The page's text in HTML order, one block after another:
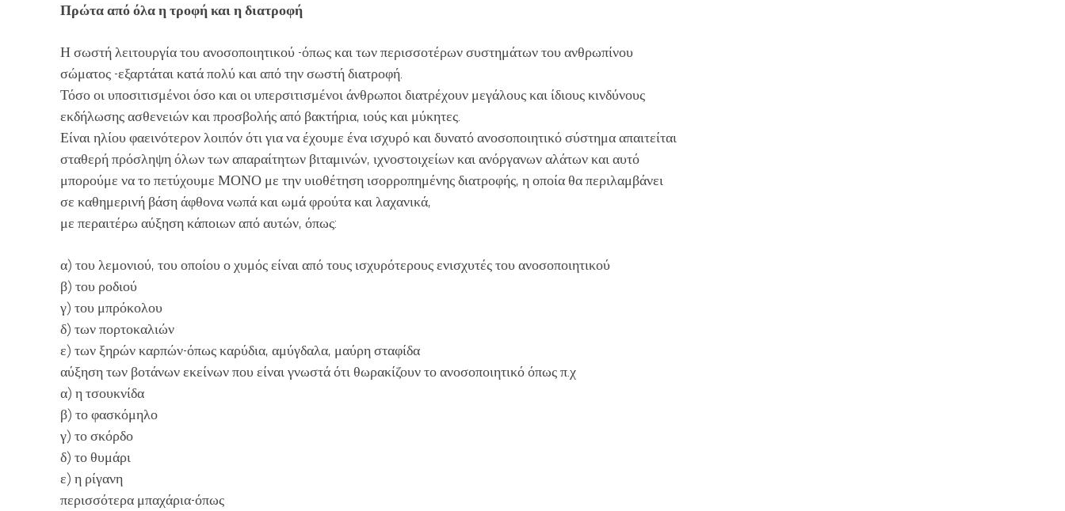
Πρώτα από όλα η τροφή και η διατροφή
Η σωστή λειτουργία του ανοσοποιητικού -όπως και των περισσοτέρων συστημάτων του ανθρωπίνου
σώματος -εξαρτάται κατά πολύ και από την σωστή διατροφή.
Τόσο οι υποσιτισμένοι όσο και οι υπερσιτισμένοι άνθρωποι διατρέχουν μεγάλους και ίδιους κινδύνους
εκδήλωσης ασθενειών και προσβολής από βακτήρια, ιούς και μύκητες.
Είναι ηλίου φαεινότερον λοιπόν ότι για να έχουμε ένα ισχυρό και δυνατό ανοσοποιητικό σύστημα απαιτείται
σταθερή πρόσληψη όλων των απαραίτητων βιταμινών, ιχνοστοιχείων και ανόργανων αλάτων και αυτό
μπορούμε να το πετύχουμε ΜΟΝΟ με την υιοθέτηση ισορροπημένης διατροφής, η οποία θα περιλαμβάνει
σε καθημερινή βάση άφθονα νωπά και ωμά φρούτα και λαχανικά,
με περαιτέρω αύξηση κάποιων από αυτών, όπως:
α) του λεμονιού, του οποίου ο χυμός είναι από τους ισχυρότερους ενισχυτές του ανοσοποιητικού
β) του ροδιού
γ) του μπρόκολου
δ) των πορτοκαλιών
ε) των ξηρών καρπών-όπως καρύδια, αμύγδαλα, μαύρη σταφίδα
αύξηση των βοτάνων εκείνων που είναι γνωστά ότι θωρακίζουν το ανοσοποιητικό όπως π.χ
α) η τσουκνίδα
β) το φασκόμηλο
γ) το σκόρδο
δ) το θυμάρι
ε) η ρίγανη
περισσότερα μπαχάρια-όπως